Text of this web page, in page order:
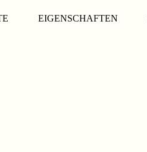
EIGENSCHAFTEN